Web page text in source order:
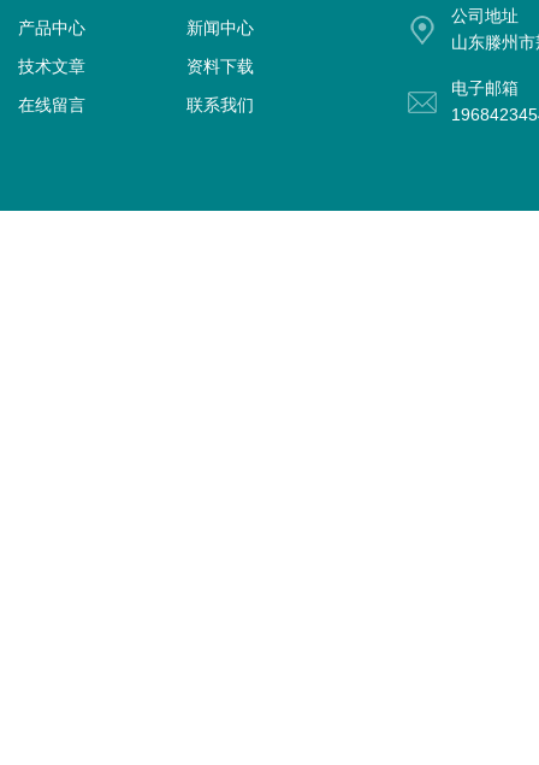
产品中心
新闻中心
技术文章
资料下载
在线留言
联系我们
公司地址
山东滕州
电子邮箱